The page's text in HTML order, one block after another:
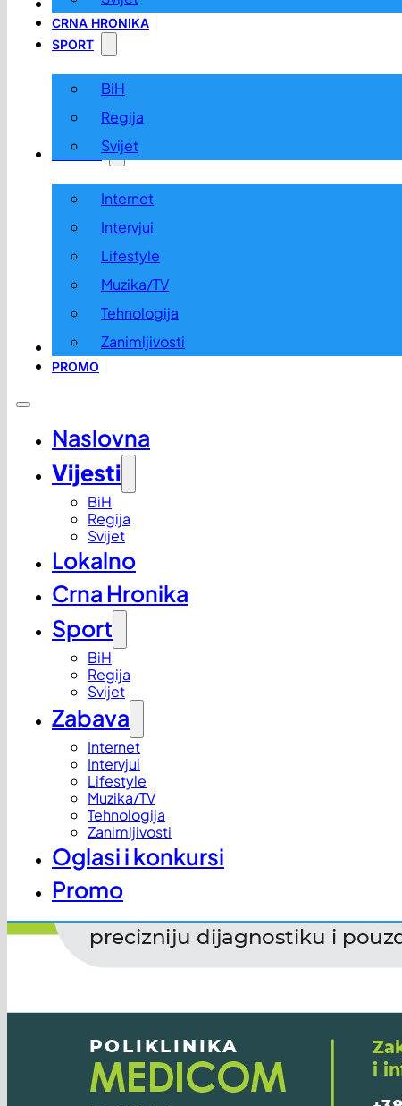
LOKALNO
CRNA HRONIKA
SPORT
BiH
Regija
Svijet
ZABAVA
Internet
Intervjui
Lifestyle
Muzika/TV
Tehnologija
Zanimljivosti
OGLASI I KONKURSI
PROMO
Naslovna
Vijesti
BiH
Regija
Svijet
Lokalno
Crna Hronika
Sport
BiH
Regija
Svijet
Zabava
Internet
Intervjui
Lifestyle
Muzika/TV
Tehnologija
Zanimljivosti
Oglasi i konkursi
Promo